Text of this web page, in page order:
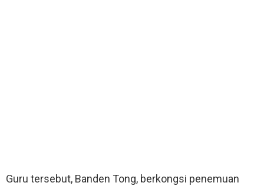
Guru tersebut, Banden Tong, berkongsi penemuan